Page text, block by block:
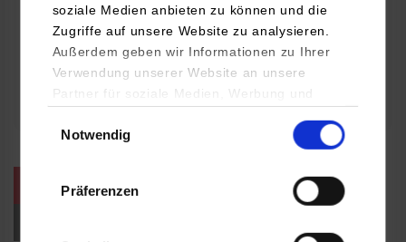
soziale Medien anbieten zu können und die
Zugriffe auf unsere Website zu analysieren.
Außerdem geben wir Informationen zu Ihrer
Verwendung unserer Website an unsere
Partner für soziale Medien, Werbung und
YouTube, Google Maps) führen diese
Daten zusammen, die Sie ihnen bereitgestellt
haben oder die sie im Rahmen Ihrer Nutzung
Notwendig
Präferenzen
Im Mittelpunkt stehen elektrische Antriebe, moderne
Batterietechnologien und innovative Fahrzeugkonzepte für
nachhaltige Mobilität in Stadt und…
weitere Veranstaltungen / Termine